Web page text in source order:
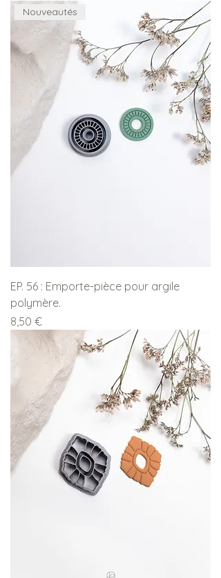
Nouveautés
EP. 56 : Emporte-pièce pour argile
polymère.
Prix
8,50 €